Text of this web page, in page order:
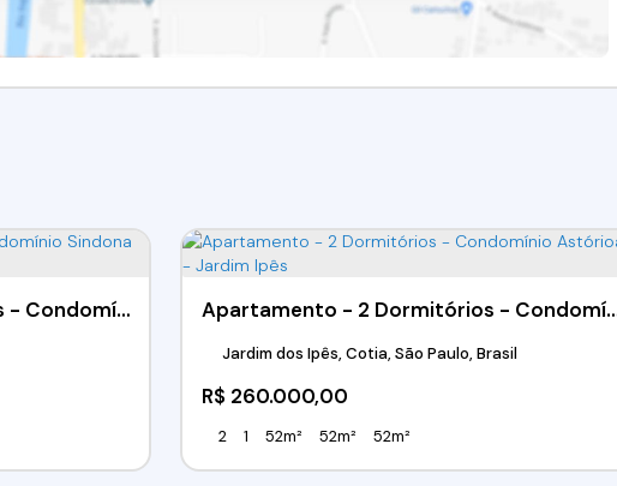
Apartamento - 2 Dormitórios - Condomínio Sindona Tangará - Jardim Isis - Cotia/SP Apartamento - 2 Dormitórios -
R$ 260.000,00
Jardim dos Ipês, Cotia, São Paulo, Brasil
2 1 52m² 52m² 52m²